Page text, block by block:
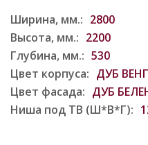
Ширина, мм.: 2800
Высота, мм.: 2200
Глубина, мм.: 530
Цвет корпуса: ДУБ
Цвет фасада: ДУБ
Ниша под ТВ (Ш*В*Г):